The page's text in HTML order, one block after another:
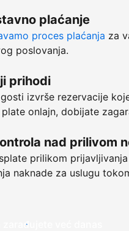
plaćanje
proces plaćanja za
poslovanja.
prihodi
izvrše rezervacije
onlajn, dobijate
nad prilivom
prilikom
naknade za uslugu
zarađujete već danas